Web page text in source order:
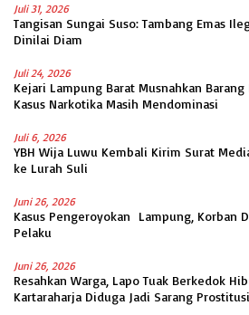
Juli 31, 2026
Tangisan Sungai Suso: Tambang Emas
Dinilai Diam
Juli 24, 2026
Kejari Lampung Barat Musnahkan Barang
Kasus Narkotika Masih Mendominasi
Juli 6, 2026
YBH Wija Luwu Kembali Kirim Surat
ke Lurah Suli
Juni 26, 2026
Kasus Pengeroyokan Lampung, Korban
Pelaku
Juni 26, 2026
Resahkan Warga, Lapo Tuak Berkedok
Kartaraharja Diduga Jadi Sarang